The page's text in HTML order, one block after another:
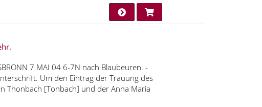
7 MAI 04 6-7N nach Blaubeuren. -
Um den Eintrag der Trauung des
Thonbach [Tonbach] und der Anna Maria